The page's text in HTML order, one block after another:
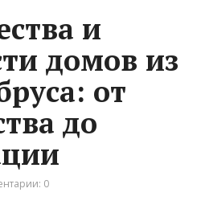
и
домов из
от
до
0